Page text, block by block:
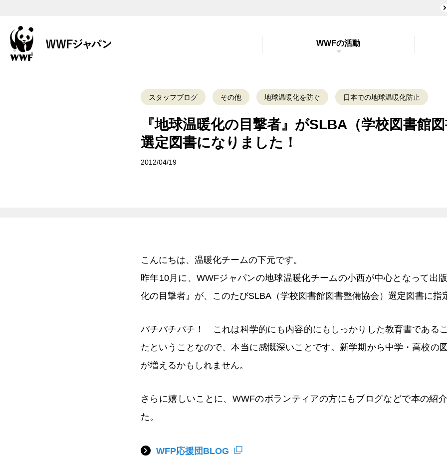
WWFの活動
スタッフブログ その他 地球温暖化を防ぐ 日本での地球温暖化防止
『地球温暖化の目撃者』がSLBA（学校図書館図
選定図書になりました！
2012/04/19
こんにちは、温暖化チームの下元です。
昨年10月に、WWFジャパンの地球温暖化チームの小西が中心となって出
化の目撃者』が、このたびSLBA（学校図書館図書整備協会）選定図書に指
パチパチパチ！ これは科学的にも内容的にもしっかりした教育書である
たということなので、本当に感慨深いことです。新学期から中学・高校の
が増えるかもしれません。
さらに嬉しいことに、WWFのボランティアの方にもブログなどで本の紹
た。
WFP応援団BLOG